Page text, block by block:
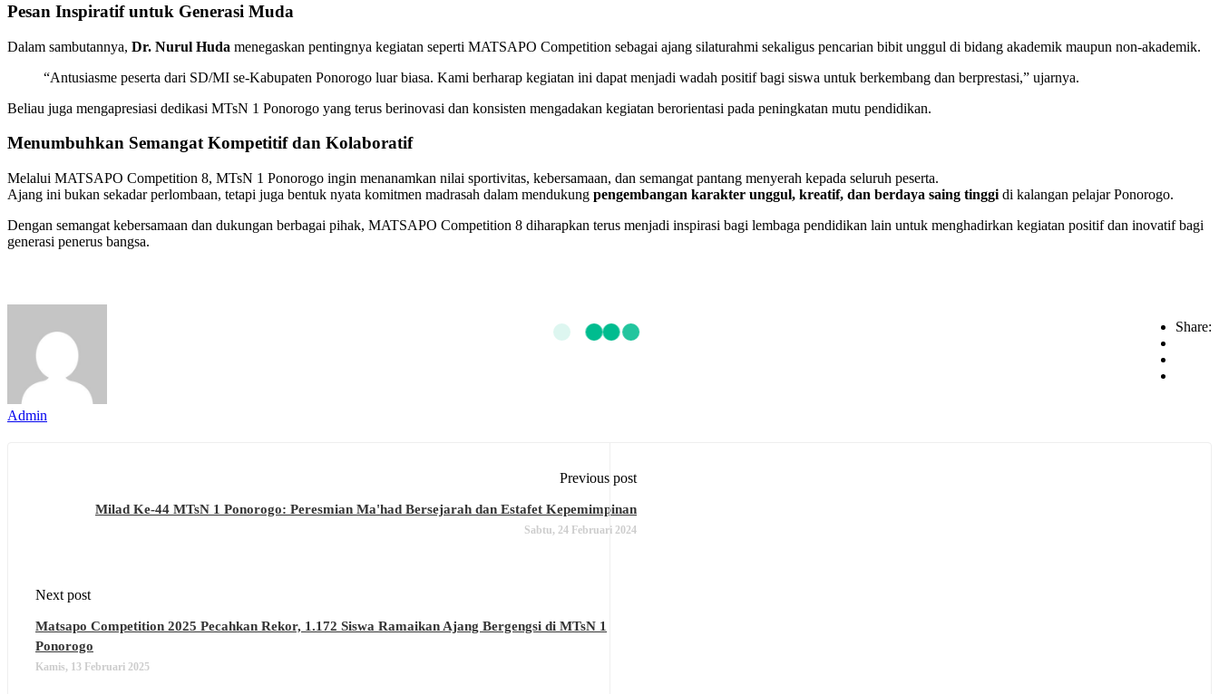
Pesan Inspiratif untuk Generasi Muda
Dalam sambutannya, Dr. Nurul Huda menegaskan pentingnya kegiatan seperti MATSAPO Competition sebagai ajang silaturahmi sekaligus pencarian bibit unggul di bidang akademik maupun non-akademik.
“Antusiasme peserta dari SD/MI se-Kabupaten Ponorogo luar biasa. Kami berharap kegiatan ini dapat menjadi wadah positif bagi siswa untuk berkembang dan berprestasi,” ujarnya.
Beliau juga mengapresiasi dedikasi MTsN 1 Ponorogo yang terus berinovasi dan konsisten mengadakan kegiatan berorientasi pada peningkatan mutu pendidikan.
Menumbuhkan Semangat Kompetitif dan Kolaboratif
Melalui MATSAPO Competition 8, MTsN 1 Ponorogo ingin menanamkan nilai sportivitas, kebersamaan, dan semangat pantang menyerah kepada seluruh peserta.
Ajang ini bukan sekadar perlombaan, tetapi juga bentuk nyata komitmen madrasah dalam mendukung pengembangan karakter unggul, kreatif, dan berdaya saing tinggi di kalangan pelajar Ponorogo.
Dengan semangat kebersamaan dan dukungan berbagai pihak, MATSAPO Competition 8 diharapkan terus menjadi inspirasi bagi lembaga pendidikan lain untuk menghadirkan kegiatan positif dan inovatif bagi
generasi penerus bangsa.
Share:
Admin
Previous post
Milad Ke-44 MTsN 1 Ponorogo: Peresmian Ma'had Bersejarah dan Estafet Kepemimpinan
Sabtu, 24 Februari 2024
Next post
Matsapo Competition 2025 Pecahkan Rekor, 1.172 Siswa Ramaikan Ajang Bergengsi di MTsN 1
Ponorogo
Kamis, 13 Februari 2025